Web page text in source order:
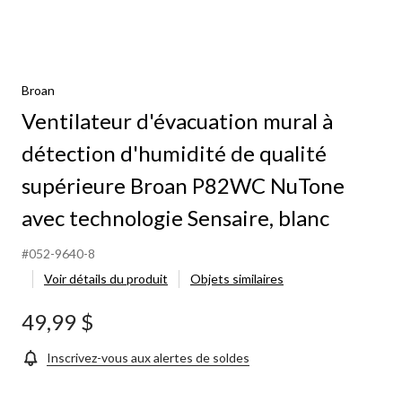
Broan
Ventilateur d'évacuation mural à
détection d'humidité de qualité
supérieure Broan P82WC NuTone
avec technologie Sensaire, blanc
#052-9640-8
Voir détails du produit
Objets similaires
49,99 $
Inscrivez-vous aux alertes de soldes